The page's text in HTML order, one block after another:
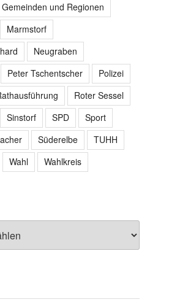
und Regionen
Marmstorf
Neugraben
Peter Tschentscher
Polizei
Roter Sessel
Sinstorf
SPD
Sport
Süderelbe
TUHH
Wahl
Wahlkreis